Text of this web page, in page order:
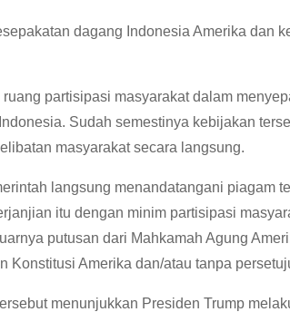
dagang Indonesia Amerika dan
partisipasi masyarakat dalam
Sudah semestinya kebijakan
masyarakat secara langsung.
langsung menandatangani piagam
itu dengan minim partisipasi
putusan dari Mahkamah Agung
Konstitusi Amerika dan/atau tanpa
menunjukkan Presiden Trump